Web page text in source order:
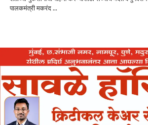
पालकमंत्री मकरंद ...